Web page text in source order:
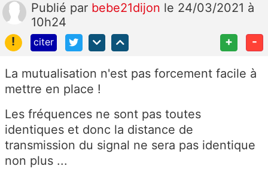
Publié par bebe21dijon le 24/03/2021 à
10h24
!
citer + -
La mutualisation n'est pas forcement facile à
mettre en place !
Les fréquences ne sont pas toutes
identiques et donc la distance de
transmission du signal ne sera pas identique
non plus ...